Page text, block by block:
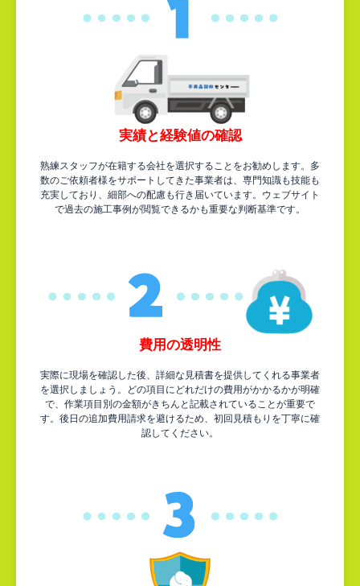
実績と経験値の確認
熟練スタッフが在籍する会社を選択することをお勧めします。多
数のご依頼者様をサポートしてきた事業者は、専門知識も技能も
充実しており、細部への配慮も行き届いています。ウェブサイト
で過去の施工事例が閲覧できるかも重要な判断基準です。
費用の透明性
実際に現場を確認した後、詳細な見積書を提供してくれる事業者
を選択しましょう。どの項目にどれだけの費用がかかるかが明確
で、作業項目別の金額がきちんと記載されていることが重要で
す。後日の追加費用請求を避けるため、初回見積もりを丁寧に確
認してください。